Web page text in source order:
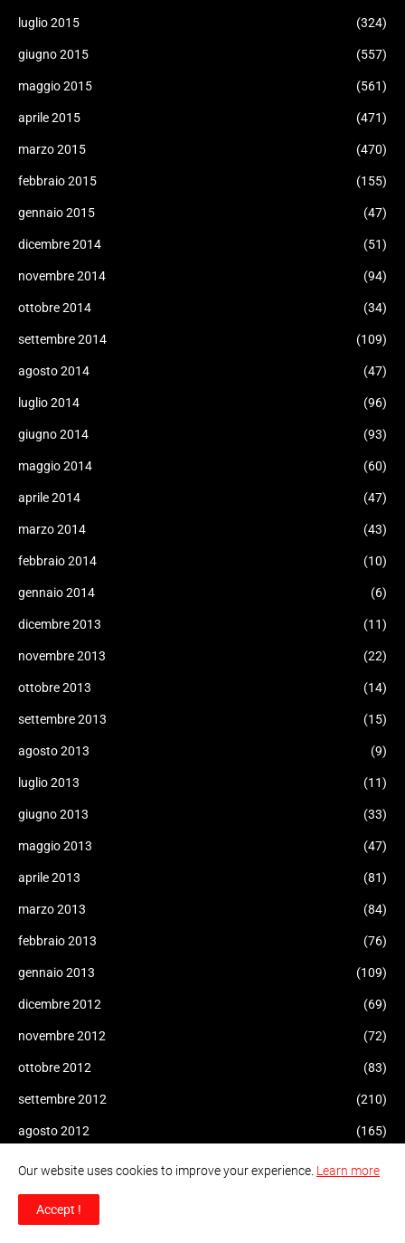
luglio 2015 (324)
giugno 2015 (557)
maggio 2015 (561)
aprile 2015 (471)
marzo 2015 (470)
febbraio 2015 (155)
gennaio 2015 (47)
dicembre 2014 (51)
novembre 2014 (94)
ottobre 2014 (34)
settembre 2014 (109)
agosto 2014 (47)
luglio 2014 (96)
giugno 2014 (93)
maggio 2014 (60)
aprile 2014 (47)
marzo 2014 (43)
febbraio 2014 (10)
gennaio 2014 (6)
dicembre 2013 (11)
novembre 2013 (22)
ottobre 2013 (14)
settembre 2013 (15)
agosto 2013 (9)
luglio 2013 (11)
giugno 2013 (33)
maggio 2013 (47)
aprile 2013 (81)
marzo 2013 (84)
febbraio 2013 (76)
gennaio 2013 (109)
dicembre 2012 (69)
novembre 2012 (72)
ottobre 2012 (83)
settembre 2012 (210)
agosto 2012 (165)
luglio 2012
giugno 2012
maggio 2012
Our website uses cookies to improve your experience. Learn more
Accept !